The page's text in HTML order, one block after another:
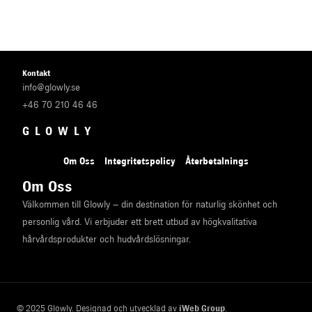
Kontakt
info@glowly.se
+46 70 210 46 46
GLOWLY
Om Oss Integritetspolicy Återbetalnings
Om Oss
Välkommen till Glowly – din destination för naturlig skönhet och
personlig vård. Vi erbjuder ett brett utbud av högkvalitativa
hårvårdsprodukter och hudvårdslösningar.
© 2025 Glowly. Designad och utvecklad av iWeb Group.